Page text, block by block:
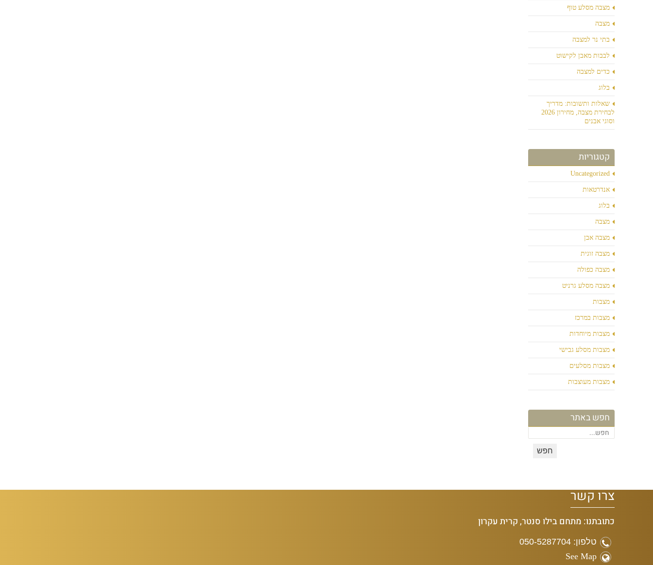
מצבה מסלע טוף
מצבה
בתי נר למצבה
לבבות מאבן לקישוט
כדים למצבה
בלוג
שאלות ותשובות: מדריך
לבחירת מצבה, מחירון 2026
וסוגי אבנים
קטגוריות
Uncategorized
אנדרטאות
בלוג
מצבה
מצבה אבן
מצבה זוגית
מצבה כפולה
מצבה מסלע גרניט
מצבות
מצבות במרכז
מצבות מיוחדות
מצבות מסלע גבישי
מצבות מסלעים
מצבות מעוצבות
חפש באתר
צרו קשר
כתובתנו: מתחם בילו סנטר, קרית עקרון
טלפון: 050-5287704
See Map